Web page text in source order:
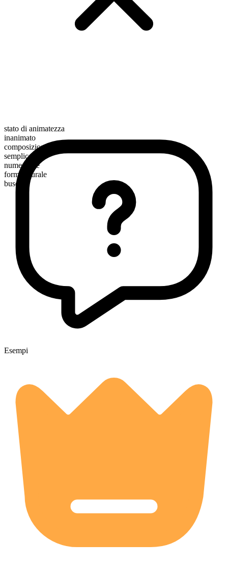
stato di animatezza
inanimato
composizione morfologica
semplice
numerabile
forma plurale
buses
Esempi